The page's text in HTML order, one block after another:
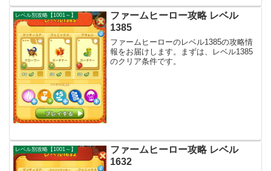
レベル別攻略【1001～】
ファームヒーロー攻略 レベル
1385
ファームヒーローのレベル1385の攻略情
報をお届けします。まずは、レベル1385
のクリア条件です。
レベル別攻略【1001～】
ファームヒーロー攻略 レベル
1632